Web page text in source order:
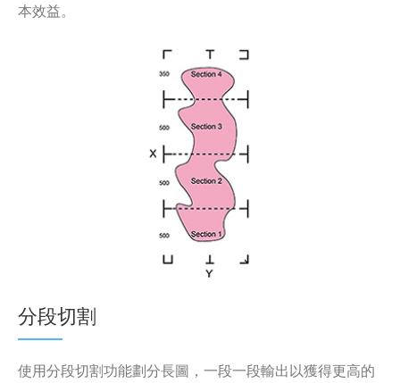
本效益。
分段切割
使用分段切割功能劃分長圖，一段一段輸出以獲得更高的